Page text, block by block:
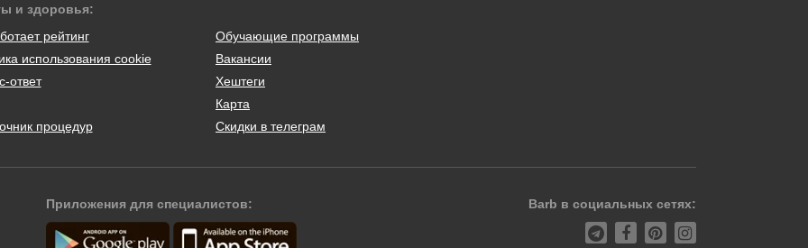
и здоровья:
рейтинг
использования cookie
ответ
процедур
Обучающие программы
Вакансии
Хештеги
Карта
Скидки в телеграм
Приложения для специалистов: Barb в социальных сетях: